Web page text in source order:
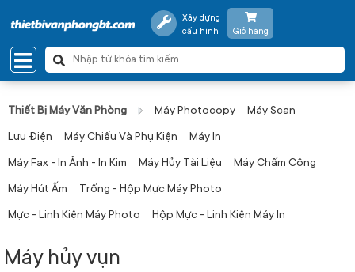
Xây dựng
cấu hình
Giỏ hàng
Thiết Bị Máy Văn Phòng Máy Photocopy Máy Scan
Lưu Điện Máy Chiếu Và Phụ Kiện Máy In
Máy Fax - In Ảnh - In Kim Máy Hủy Tài Liệu Máy Chấm Công
Máy Hút Ấm Trống - Hộp Mực Máy Photo
Mực - Linh Kiện Máy Photo Hộp Mực - Linh Kiện Máy In
Máy hủy vụn